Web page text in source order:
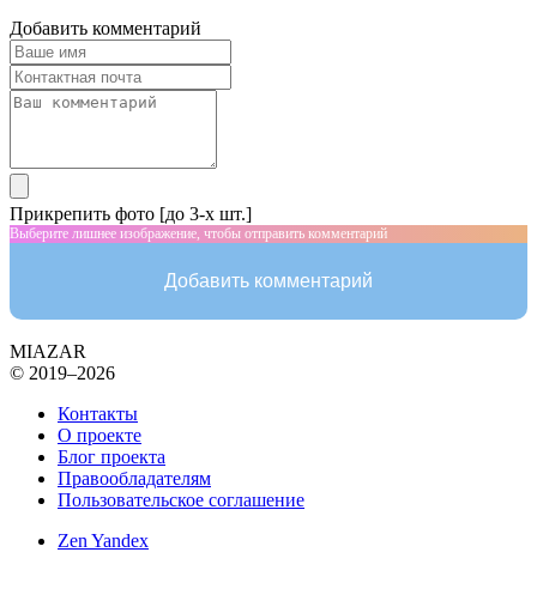
Добавить комментарий
Прикрепить фото [до 3-х шт.]
Выберите лишнее изображение, чтобы отправить комментарий
Добавить комментарий
MIAZAR
© 2019–2026
Контакты
О проекте
Блог проекта
Правообладателям
Пользовательское соглашение
Zen Yandex